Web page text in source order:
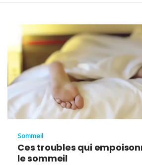
Sommeil
Ces troubles qui
le sommeil